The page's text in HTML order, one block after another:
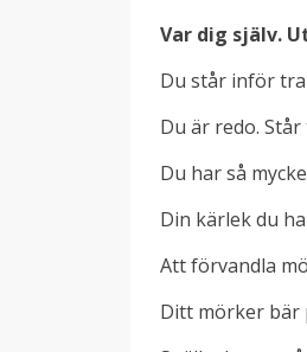
Var dig själv.
Du står inför
Du är redo.
Du har så
Din kärlek du
Att förvandla
Ditt mörker bär